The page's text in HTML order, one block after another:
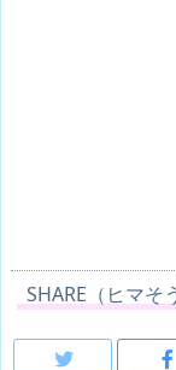
SHARE（ヒマそ